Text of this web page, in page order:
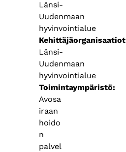
Länsi-
Uudenmaan
hyvinvointialue
Kehittäjäorganisaatiot
Länsi-
Uudenmaan
hyvinvointialue
Toimintaympäristö
Avosa
iraan
hoido
n
palvel